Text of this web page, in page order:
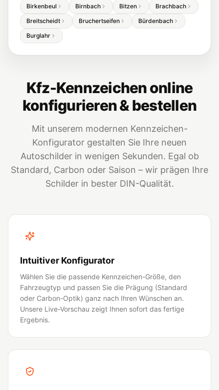
Birkenbeul Birnbach Bitzen
Brachbach
Breitscheidt
Bruchertseifen
Bürdenbach
Burglahr
Kfz-Kennzeichen online
konfigurieren & bestellen
Mit unserem modernen Kennzeichen-
Konfigurator gestalten Sie Ihre neuen
Autoschilder in wenigen Sekunden. Egal ob
Standard, Carbon oder Saison – wir prägen Ihre
Schilder in bester DIN-Qualität.
Intuitiver Konfigurator
Wählen Sie die passende Kennzeichen-Größe, den
Fahrzeugtyp und passen Sie die Prägung (Standard
oder Carbon-Optik) ganz nach Ihren Wünschen an.
Unsere Live-Vorschau zeigt Ihnen sofort das fertige
Ergebnis.